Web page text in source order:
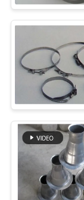
ФАБРИКИ
МЫ